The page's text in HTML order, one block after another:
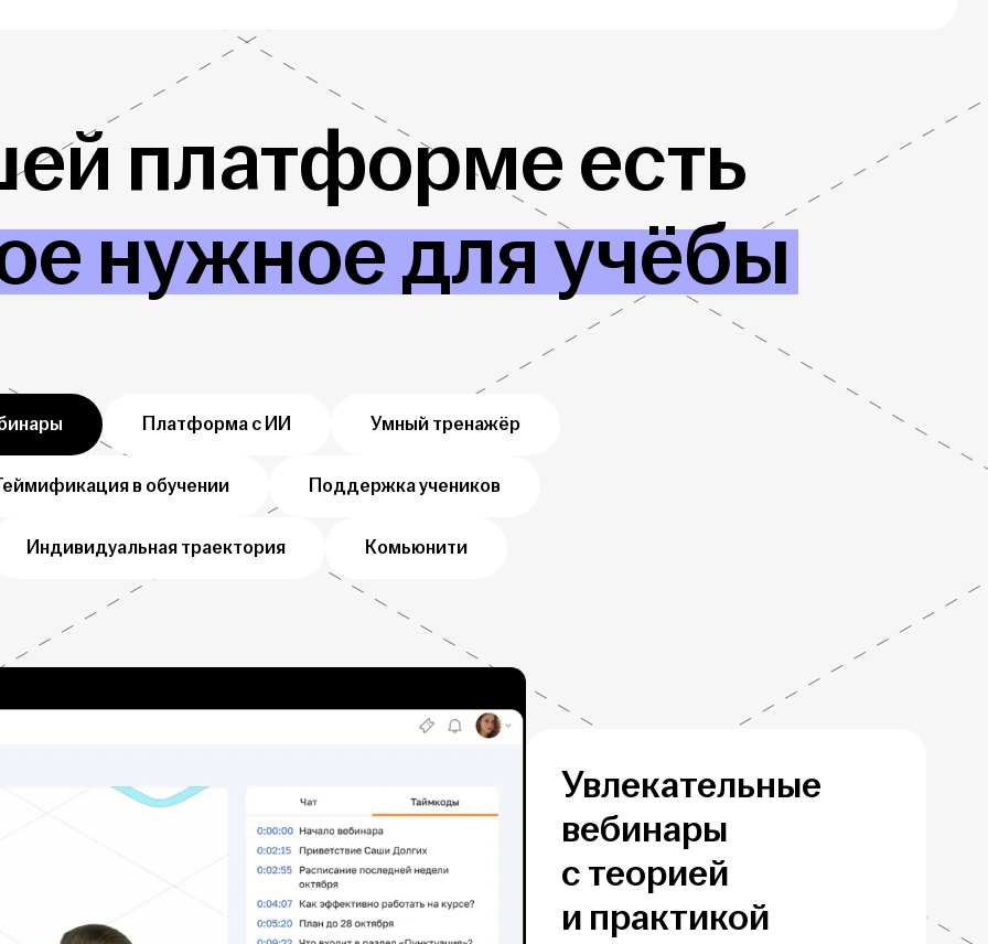
платформе есть
нужное для учёбы
Платформа с ИИ Умный тренажёр
в обучении Поддержка учеников
Индивидуальная траектория Комьюнити
Увлекательные
вебинары
с теорией
и практикой